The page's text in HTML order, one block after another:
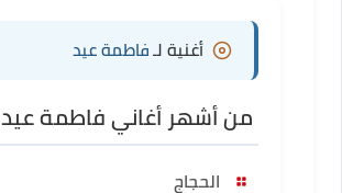
أغنية لـ فاطمة عيد
من أشهر أغاني فاطمة عيد
الحجاج